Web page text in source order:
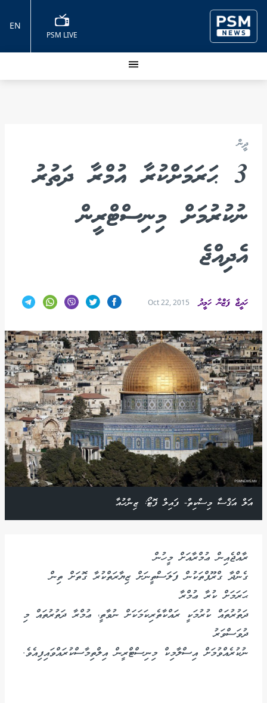
PSM LIVE
EN
ދީން
3 ޙަރަމަށްކުރާ އުމްރާ ދަތުރު
ނުކުރުމަށް މިނިސްޓްރީން
އެދިއްޖެ
ހަދީޖާ ފަޒްނާ ހަމީދު Oct 22, 2015
އަލް އަޤްސާ މިސްކިތް- ފައިލް ފޮޓޯ: ޒިންހުއާ
ރާއްޖެއިން ޢުމްރާއަށް މީހުން
ގެންދާ ގްރޫޕްތަކުން ފަލަސްތީނަށް ޒިޔާރަތްކުރާ ގޮތަށް ތިން
ޙަރަމަށް ކުރާ ޢުމްރާ
ދަތުރުތައް ކުރުމަކީ ރައްކާތެރިކަމަކަށް ނުވާތީ، ޢުމްރާ ދަތުރުތައް މި
ދުވަސްވަރު
ނުކުރެއްވުމަށް އިސްލާމިކް މިނިސްޓްރީން އިލްތިމާސްކުރައްވައިފިއެވެ.